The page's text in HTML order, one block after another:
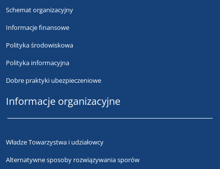
Schemat organizacyjny
Informacje finansowe
Polityka środowiskowa
Polityka informacyjna
Dobre praktyki ubezpieczeniowe
Informacje organizacyjne
Władze Towarzystwa i udziałowcy
Alternatywne sposoby rozwiązywania sporów